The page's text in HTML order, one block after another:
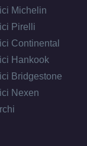
Michelin
Pirelli
Continental
Hankook
Bridgestone
Nexen